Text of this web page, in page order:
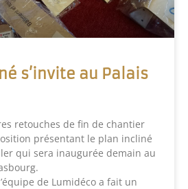
s’invite au Palais
retouches de fin de chantier
présentant le plan incliné
qui sera inaugurée demain au
de Lumidéco a fait un